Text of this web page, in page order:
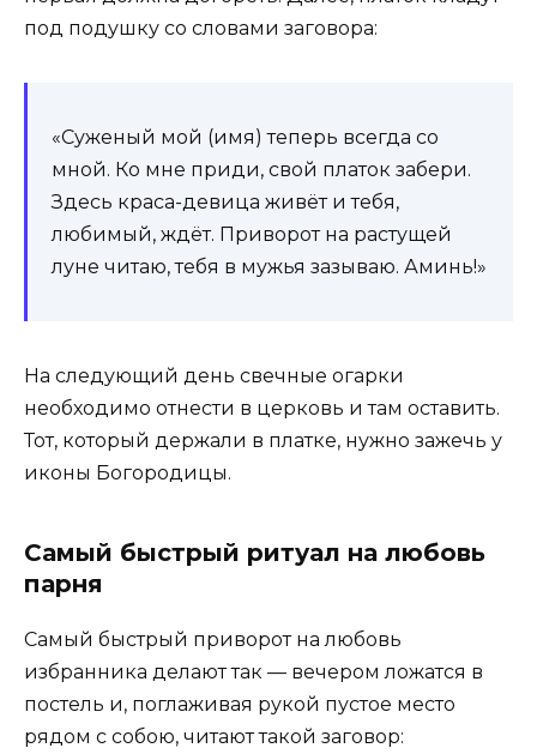
под подушку со словами заговора:
«Суженый мой (имя) теперь всегда со
мной. Ко мне приди, свой платок забери.
Здесь краса-девица живёт и тебя,
любимый, ждёт. Приворот на растущей
луне читаю, тебя в мужья зазываю. Аминь!»
На следующий день свечные огарки
необходимо отнести в церковь и там оставить.
Тот, который держали в платке, нужно зажечь у
иконы Богородицы.
Самый быстрый ритуал на любовь
парня
Самый быстрый приворот на любовь
избранника делают так — вечером ложатся в
постель и, поглаживая рукой пустое место
рядом с собою, читают такой заговор: